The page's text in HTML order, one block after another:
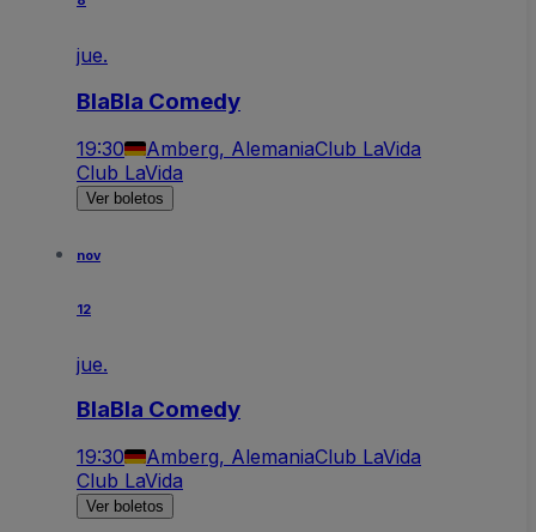
jue.
BlaBla Comedy
19:30 Amberg, AlemaniaClub LaVida
Club LaVida
Ver boletos
nov
12
jue.
BlaBla Comedy
19:30 Amberg, AlemaniaClub LaVida
Club LaVida
Ver boletos